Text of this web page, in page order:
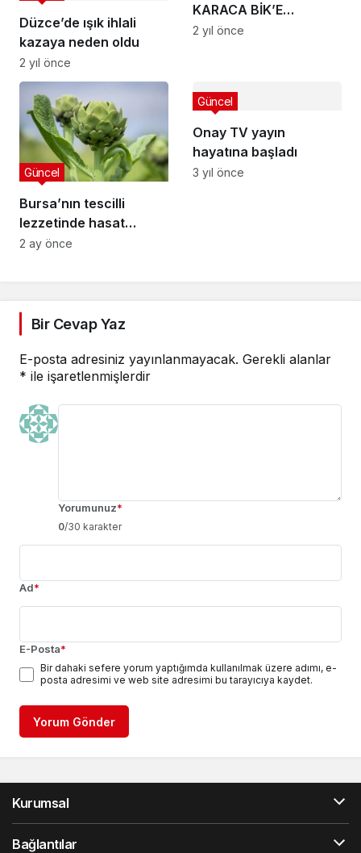
Düzce’de ışık ihlali
kazaya neden oldu
2 yıl önce
KARACA BİK’E
YÜKLENDİ: SİZ
2 yıl önce
Bursa’nın tescilli
lezzetinde hasat
zamanı
Güncel
2 ay önce
Onay TV yayın
hayatına başladı
Güncel
3 yıl önce
Bir Cevap Yaz
E-posta adresiniz yayınlanmayacak. Gerekli alanlar
* ile işaretlenmişlerdir
Yorumunuz*
0/30 karakter
Ad*
E-Posta*
Bir dahaki sefere yorum yaptığımda kullanılmak üzere adımı, e-
posta adresimi ve web site adresimi bu tarayıcıya kaydet.
Yorum Gönder
Kurumsal
Bağlantılar